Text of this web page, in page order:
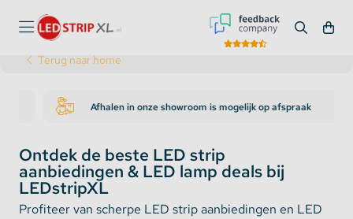
Terug naar home
Afhalen in onze showroom is mogelijk op afspraak
Ontdek de beste LED strip
aanbiedingen & LED lamp deals bij
LEDstripXL
Profiteer van scherpe LED strip aanbiedingen en LED